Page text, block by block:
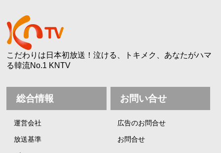
こだわりは日本初放送！泣ける、トキメク、あなたがハマ
る韓流No.1 KNTV
総合情報
運営会社
放送基準
お問い合せ
広告のお問合せ
お問合せ